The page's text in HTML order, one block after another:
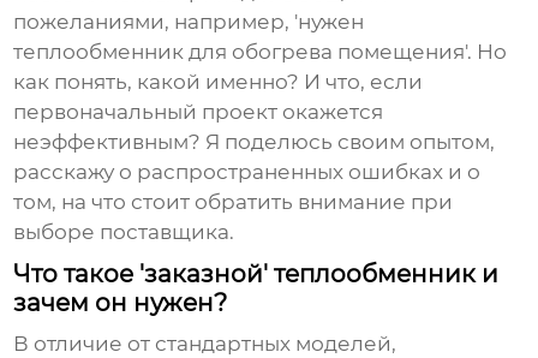
пожеланиями, например, 'нужен
теплообменник для обогрева помещения'. Но
как понять, какой именно? И что, если
первоначальный проект окажется
неэффективным? Я поделюсь своим опытом,
расскажу о распространенных ошибках и о
том, на что стоит обратить внимание при
выборе поставщика.
Что такое 'заказной' теплообменник и
зачем он нужен?
В отличие от стандартных моделей,